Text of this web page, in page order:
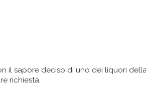
il sapore deciso di uno dei liquori
richiesta.